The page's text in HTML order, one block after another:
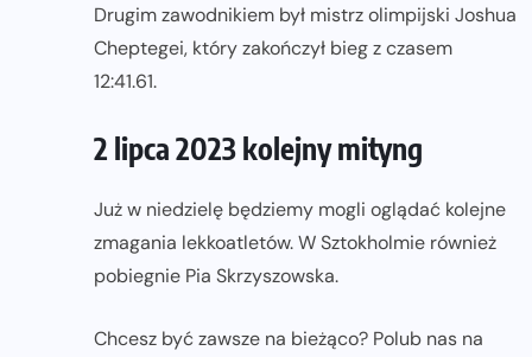
Drugim zawodnikiem był mistrz olimpijski Joshua
Cheptegei, który zakończył bieg z czasem
12:41.61.
2 lipca 2023 kolejny mityng
Już w niedzielę będziemy mogli oglądać kolejne
zmagania lekkoatletów. W Sztokholmie również
pobiegnie Pia Skrzyszowska.
Chcesz być zawsze na bieżąco? Polub nas na